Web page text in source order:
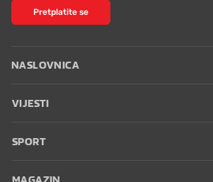
Pretplatite se
NASLOVNICA
VIJESTI
SPORT